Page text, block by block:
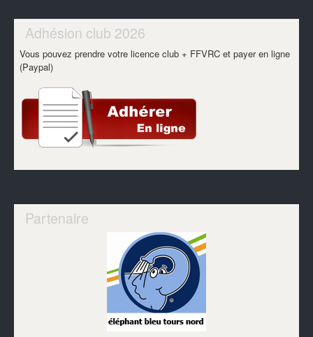
Adhésion club 2026
Vous pouvez prendre votre licence club + FFVRC et payer en ligne
(Paypal)
Partenaire